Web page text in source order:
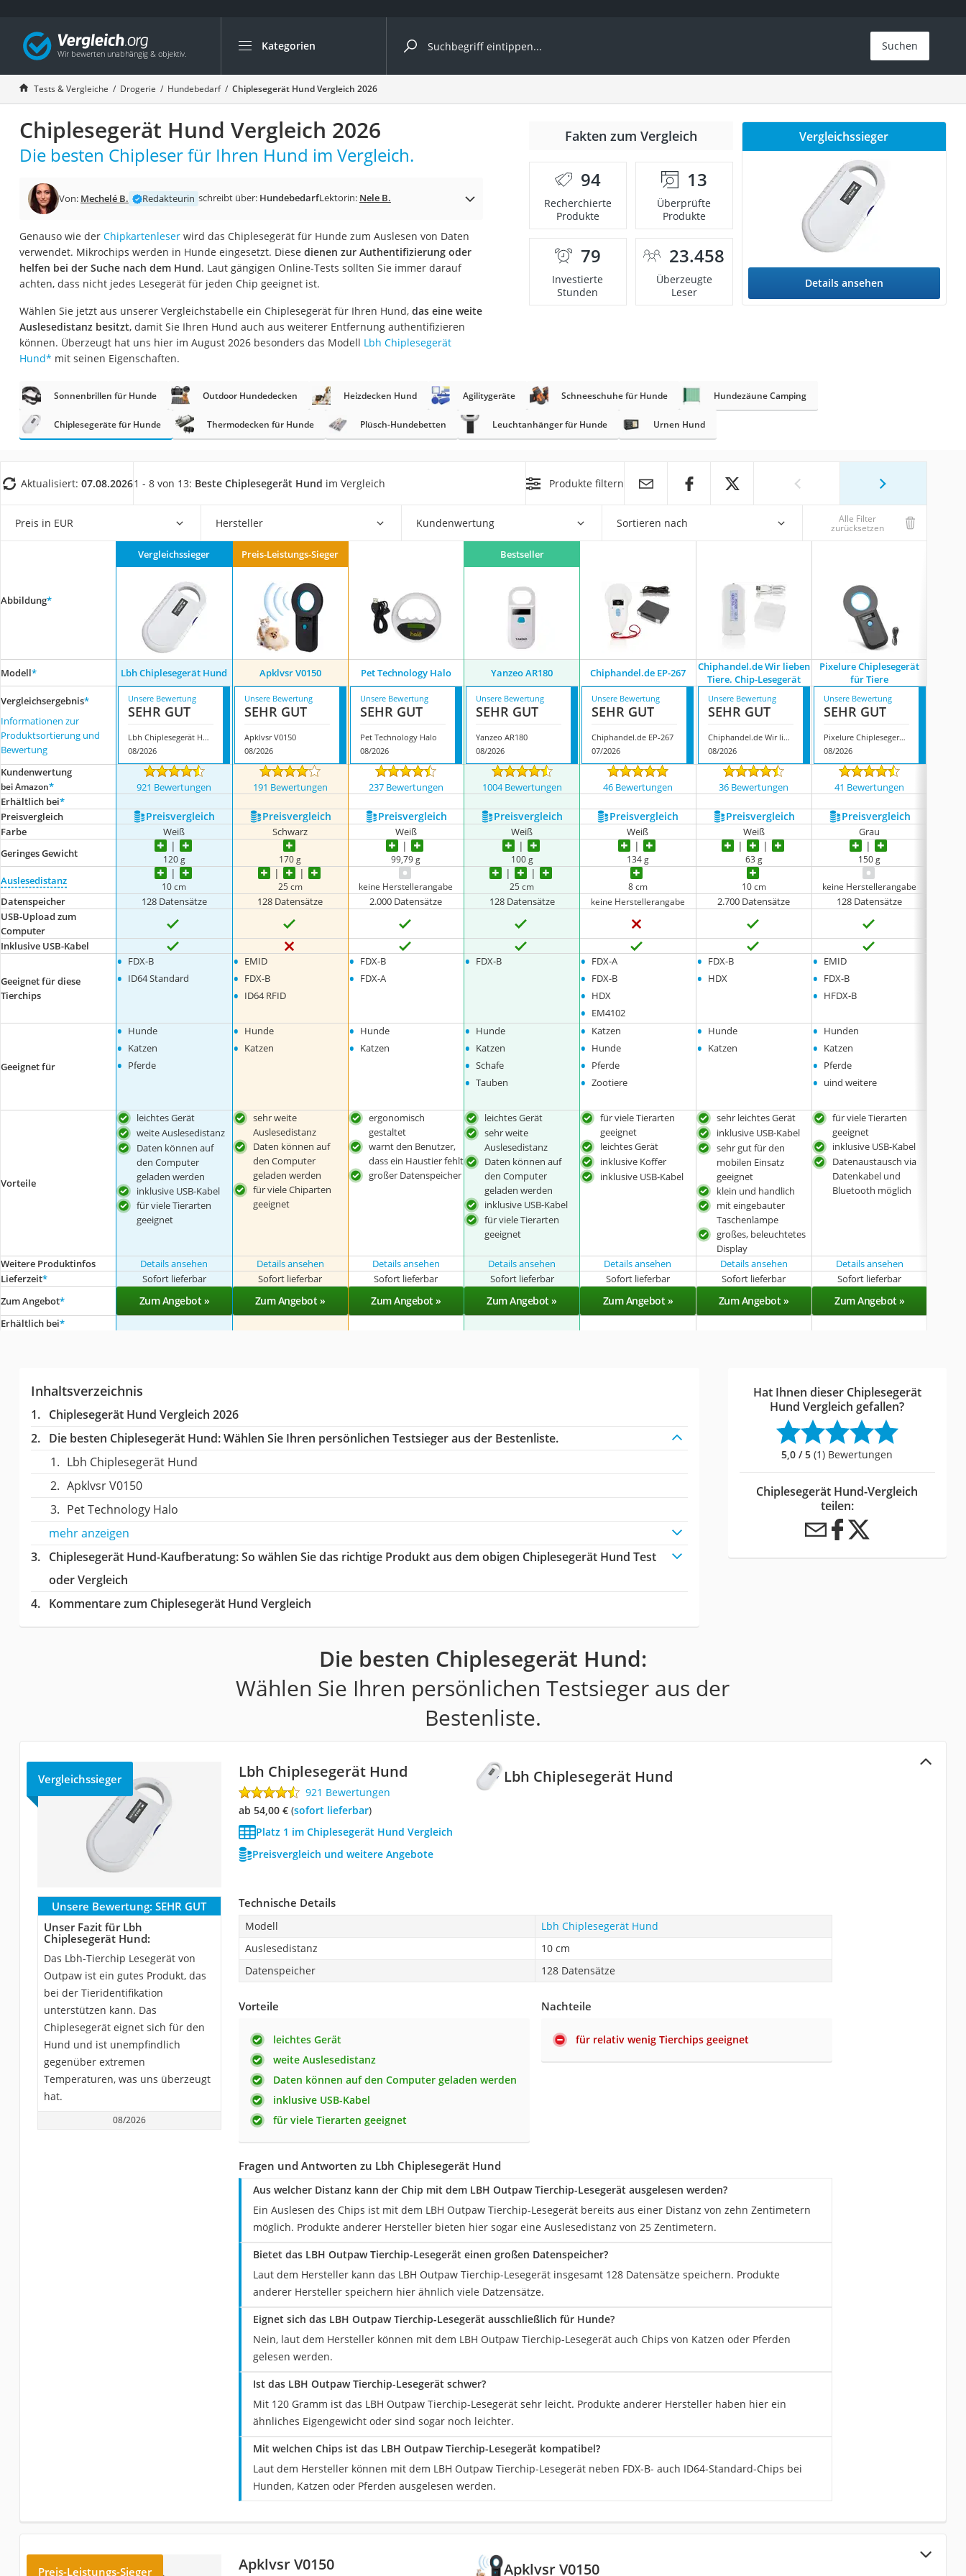
Kategorien
Die beliebtesten Vergleiche nach Kategorie
Drogerie
Inhalator
Haarschneider
Rollator
Katzenklappe (Chip)
Masturbator
Massagepistole
Epilierer
Reisehaartrockner
Eiweißpulver
Nackenmassagegerät
Zeckenschutz Katze
Schildkrötenhaus
Mineralfutter Pferd
Massagegerät
Service
Suchen
Tests & Vergleiche Drogerie Hundebedarf Chiplesegerät Hund Vergleich 2026
Chiplesegerät Hund Vergleich 2026
Die besten Chipleser für Ihren Hund im Vergleich.
Von: Mechelé B. Redakteurin schreibt über: HundebedarfLektorin: Nele B.
Genauso wie der Chipkartenleserwird das Chiplesegerät für Hunde zum Auslesen von Daten
verwendet. Mikrochips werden in Hunde eingesetzt. Diese dienen zur Authentifizierung oder
helfen bei der Suche nach dem Hund. Laut gängigen Online-Tests sollten Sie immer darauf
achten, dass nicht jedes Lesegerät für jeden Chip geeignet ist.
Wählen Sie jetzt aus unserer Vergleichstabelle ein Chiplesegerät für Ihren Hund, das eine weite
Auslesedistanz besitzt, damit Sie Ihren Hund auch aus weiterer Entfernung authentifizieren
können. Überzeugt hat uns hier im August 2026 besonders das Modell Lbh Chiplesegerät
Hund* mit seinen Eigenschaften.
Fakten zum Vergleich
94
Recherchierte
Produkte
13
Überprüfte
Produkte
79
Investierte
Stunden
23.458
Überzeugte
Leser
Vergleichssieger
Details ansehen
Sonnenbrillen für Hunde Outdoor Hundedecken Heizdecken Hund Agilitygeräte Schneeschuhe für Hunde Hundezäune Camping
Chiplesegeräte für Hunde Thermodecken für Hunde Plüsch-Hundebetten Leuchtanhänger für Hunde Urnen Hund
Aktualisiert: 07.08.20261 - 8 von 13: Beste Chiplesegerät Hund im Vergleich Produkte filtern
Preis in EUR Hersteller Kundenwertung Sortieren nach Alle Filter
zurücksetzen
Abbildung*
Vergleichssieger Preis-Leistungs-Sieger Bestseller
Modell* Lbh Chiplesegerät Hund Apklvsr V0150 Pet Technology Halo Yanzeo AR180 Chiphandel.de EP-267
Chiphandel.de Wir lieben
Tiere. Chip-Lesegerät
Pixelure Chiplesegerät
für Tiere
Vergleichsergebnis*
Informationen zur
Produktsortierung und
Bewertung
Unsere Bewertung
SEHR GUT
Lbh Chiplesegerät Hund
08/2026
Unsere Bewertung
SEHR GUT
Apklvsr V0150
08/2026
Unsere Bewertung
SEHR GUT
Pet Technology Halo
08/2026
Unsere Bewertung
SEHR GUT
Yanzeo AR180
08/2026
Unsere Bewertung
SEHR GUT
Chiphandel.de EP-267
07/2026
Unsere Bewertung
SEHR GUT
Chiphandel.de Wir lieben Tiere. Chip-Lesegerät
08/2026
Unsere Bewertung
SEHR GUT
Pixelure Chiplesegerät für Tiere
08/2026
Kundenwertung
bei Amazon* 921 Bewertungen 191 Bewertungen 237 Bewertungen 1004 Bewertungen 46 Bewertungen 36 Bewertungen 41 Bewertungen
Erhältlich bei*
Preis­vergleich
Preis­vergleich Preis­vergleich Preis­vergleich Preis­vergleich Preis­vergleich Preis­vergleich Preis­vergleich
Farbe Weiß Schwarz Weiß Weiß Weiß Weiß
Grau
Geringes Gewicht
120 g 170 g 99,79 g 100 g 134 g 63 g 150 g
Auslesedistanz 10 cm 25 cm keine Herstellerangabe 25 cm 8 cm 10 cm keine Herstellerangabe
Datenspeicher 128 Datensätze 128 Datensätze 2.000 Datensätze 128 Datensätze keine Herstellerangabe 2.700 Datensätze 128 Datensätze
USB-Upload zum
Computer
Inklusive USB-Kabel
Geeignet für diese
Tierchips
• FDX-B
• ID64 Standard
• EMID
• FDX-B
• ID64 RFID
• FDX-B
• FDX-A
• FDX-B • FDX-A
• FDX-B
• HDX
• EM4102
• FDX-B
• HDX
• EMID
• FDX-B
• HFDX-B
Geeignet für
• Hunde
• Katzen
• Pferde
• Hunde
• Katzen
• Hunde
• Katzen
• Hunde
• Katzen
• Schafe
• Tauben
• Katzen
• Hunde
• Pferde
• Zootiere
• Hunde
• Katzen
• Hunden
• Katzen
• Pferde
• uind weitere
Vorteile
leichtes Gerät
weite Auslesedistanz
Daten können auf
den Computer
geladen werden
inklusive USB-Kabel
für viele Tierarten
geeignet
sehr weite
Auslesedistanz
Daten können auf
den Computer
geladen werden
für viele Chiparten
geeignet
ergonomisch
gestaltet
warnt den Benutzer,
dass ein Haustier fehlt
großer Datenspeicher
leichtes Gerät
sehr weite
Auslesedistanz
Daten können auf
den Computer
geladen werden
inklusive USB-Kabel
für viele Tierarten
geeignet
für viele Tierarten
geeignet
leichtes Gerät
inklusive Koffer
inklusive USB-Kabel
sehr leichtes Gerät
inklusive USB-Kabel
sehr gut für den
mobilen Einsatz
geeignet
klein und handlich
mit eingebauter
Taschenlampe
großes, beleuchtetes
Display
für viele Tierarten
geeignet
inklusive USB-Kabel
Datenaustausch via
Datenkabel und
Bluetooth möglich
Weitere Produktinfos Details ansehen Details ansehen Details ansehen Details ansehen Details ansehen Details ansehen Details ansehen
Lieferzeit* Sofort lieferbar Sofort lieferbar Sofort lieferbar Sofort lieferbar Sofort lieferbar Sofort lieferbar Sofort lieferbar
Zum Angebot* Zum Angebot » Zum Angebot » Zum Angebot » Zum Angebot » Zum Angebot » Zum Angebot » Zum Angebot »
Erhältlich bei*
Inhaltsverzeichnis
Chiplesegerät Hund Vergleich 2026
Die besten Chiplesegerät Hund:Wählen Sie Ihren persönlichen Testsieger aus der Bestenliste.
Lbh Chiplesegerät Hund
Apklvsr V0150
Pet Technology Halo
mehr anzeigen
Chiplesegerät Hund-Kaufberatung: So wählen Sie das richtige Produkt aus dem obigen Chiplesegerät Hund Test
oder Vergleich
Kommentare zum Chiplesegerät Hund Vergleich
Hat Ihnen dieser Chiplesegerät
Hund Vergleich gefallen?
5,0 / 5 (1) Bewertungen
Chiplesegerät Hund-Vergleich
teilen:
Die besten Chiplesegerät Hund:
Wählen Sie Ihren persönlichen Testsieger aus der
Bestenliste.
Lbh Chiplesegerät Hund
Vergleichssieger Lbh Chiplesegerät Hund
921 Bewertungen
ab 54,00 €( Sofort lieferbar)
Platz 1 im Chiplesegerät Hund Vergleich
Preisvergleich und weitere Angebote
Unsere Bewertung: SEHR GUT
Unser Fazit für Lbh
Chiplesegerät Hund:
Das Lbh-Tierchip Lesegerät von
‎Outpaw ist ein gutes Produkt, das
bei der Tieridentifikation
unterstützen kann. Das
Chiplesegerät eignet sich für den
Hund und ist unempfindlich
gegenüber extremen
Temperaturen, was uns überzeugt
hat.
08/2026
Technische Details
Modell
Lbh Chiplesegerät Hund
Auslesedistanz
10 cm
Datenspeicher
128 Datensätze
Vorteile
leichtes Gerät
weite Auslesedistanz
Daten können auf den Computer geladen werden
inklusive USB-Kabel
für viele Tierarten geeignet
Nachteile
für relativ wenig Tierchips geeignet
Fragen und Antworten zu Lbh Chiplesegerät Hund
Aus welcher Distanz kann der Chip mit dem LBH Outpaw Tierchip-Lesegerät ausgelesen werden?
Ein Auslesen des Chips ist mit dem LBH Outpaw Tierchip-Lesegerät bereits aus einer Distanz von zehn Zentimetern
möglich. Produkte anderer Hersteller bieten hier sogar eine Auslesedistanz von 25 Zentimetern.
Bietet das LBH Outpaw Tierchip-Lesegerät einen großen Datenspeicher?
Laut dem Hersteller kann das LBH Outpaw Tierchip-Lesegerät insgesamt 128 Datensätze speichern. Produkte
anderer Hersteller speichern hier ähnlich viele Datzensätze.
Eignet sich das LBH Outpaw Tierchip-Lesegerät ausschließlich für Hunde?
Nein, laut dem Hersteller können mit dem LBH Outpaw Tierchip-Lesegerät auch Chips von Katzen oder Pferden
gelesen werden.
Ist das LBH Outpaw Tierchip-Lesegerät schwer?
Mit 120 Gramm ist das LBH Outpaw Tierchip-Lesegerät sehr leicht. Produkte anderer Hersteller haben hier ein
ähnliches Eigengewicht oder sind sogar noch leichter.
Mit welchen Chips ist das LBH Outpaw Tierchip-Lesegerät kompatibel?
Laut dem Hersteller können mit dem LBH Outpaw Tierchip-Lesegerät neben FDX-B- auch ID64-Standard-Chips bei
Hunden, Katzen oder Pferden ausgelesen werden.
Apklvsr V0150
Preis-Leistungs-Sieger Apklvsr V0150